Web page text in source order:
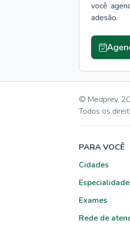
você
adesão.
© Medprev,
Todos os
PARA VOCÊ
Cidades
Exames
Rede de